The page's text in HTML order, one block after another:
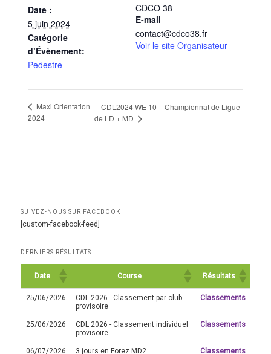
Date :
5 juin 2024
Catégorie
d’Évènement:
Pedestre
CDCO 38
E-mail
contact@cdco38.fr
Voir le site Organisateur
Maxi Orientation
2024
CDL2024 WE 10 – Championnat de Ligue
de LD + MD
SUIVEZ-NOUS SUR FACEBOOK
[custom-facebook-feed]
DERNIERS RÉSULTATS
Date Course Résultats
25/06/2026
CDL 2026 - Classement par club
provisoire
Classements
25/06/2026
CDL 2026 - Classement individuel
provisoire
Classements
06/07/2026 3 jours en Forez MD2 Classements